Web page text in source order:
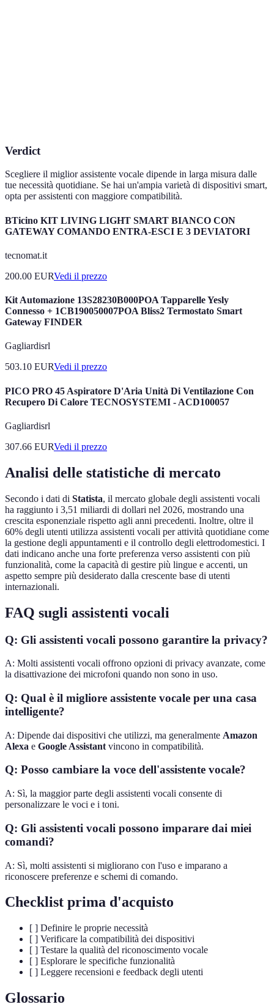
Verdict
Scegliere il miglior assistente vocale dipende in larga misura dalle
tue necessità quotidiane. Se hai un'ampia varietà di dispositivi smart,
opta per assistenti con maggiore compatibilità.
BTicino KIT LIVING LIGHT SMART BIANCO CON
GATEWAY COMANDO ENTRA-ESCI E 3 DEVIATORI
tecnomat.it
200.00 EURVedi il prezzo
Kit Automazione 13S28230B000POA Tapparelle Yesly
Connesso + 1CB190050007POA Bliss2 Termostato Smart
Gateway FINDER
Gagliardisrl
503.10 EURVedi il prezzo
PICO PRO 45 Aspiratore D'Aria Unità Di Ventilazione Con
Recupero Di Calore TECNOSYSTEMI - ACD100057
Gagliardisrl
307.66 EURVedi il prezzo
Analisi delle statistiche di mercato
Secondo i dati di Statista, il mercato globale degli assistenti vocali
ha raggiunto i 3,51 miliardi di dollari nel 2026, mostrando una
crescita esponenziale rispetto agli anni precedenti. Inoltre, oltre il
60% degli utenti utilizza assistenti vocali per attività quotidiane come
la gestione degli appuntamenti e il controllo degli elettrodomestici. I
dati indicano anche una forte preferenza verso assistenti con più
funzionalità, come la capacità di gestire più lingue e accenti, un
aspetto sempre più desiderato dalla crescente base di utenti
internazionali.
FAQ sugli assistenti vocali
Q: Gli assistenti vocali possono garantire la privacy?
A: Molti assistenti vocali offrono opzioni di privacy avanzate, come
la disattivazione dei microfoni quando non sono in uso.
Q: Qual è il migliore assistente vocale per una casa
intelligente?
A: Dipende dai dispositivi che utilizzi, ma generalmente Amazon
Alexa e Google Assistant vincono in compatibilità.
Q: Posso cambiare la voce dell'assistente vocale?
A: Sì, la maggior parte degli assistenti vocali consente di
personalizzare le voci e i toni.
Q: Gli assistenti vocali possono imparare dai miei
comandi?
A: Sì, molti assistenti si migliorano con l'uso e imparano a
riconoscere preferenze e schemi di comando.
Checklist prima d'acquisto
[ ] Definire le proprie necessità
[ ] Verificare la compatibilità dei dispositivi
[ ] Testare la qualità del riconoscimento vocale
[ ] Esplorare le specifiche funzionalità
[ ] Leggere recensioni e feedback degli utenti
Glossario